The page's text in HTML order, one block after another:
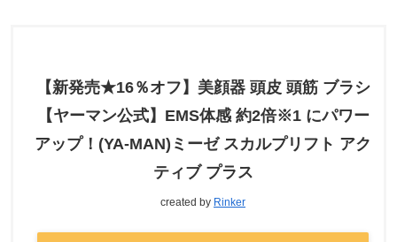
【新発売★16％オフ】美顔器 頭皮 頭筋 ブラシ
【ヤーマン公式】EMS体感 約2倍※1 にパワー
アップ！(YA-MAN)ミーゼ スカルプリフト アク
ティブ プラス
created by Rinker